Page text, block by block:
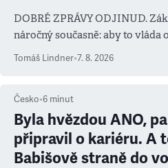
DOBRÉ ZPRÁVY ODJINUD.
náročný současně: aby to vláda
prioritu
Tomáš Lindner•7. 8. 2026
Česko•6 minut
Byla hvězdou ANO,
připravil o kariéru. A
Babišově straně do